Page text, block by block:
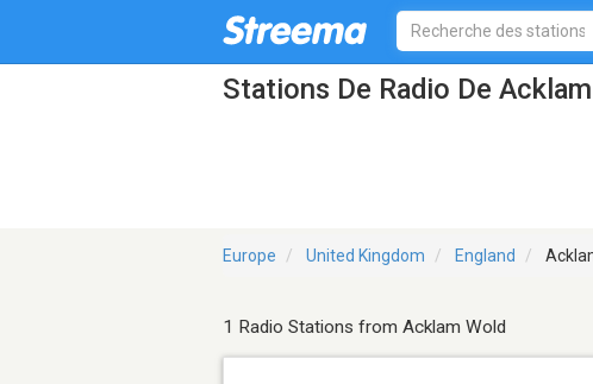
Stations De Radio De
Europe United Kingdom England
1 Radio Stations from Acklam Wold